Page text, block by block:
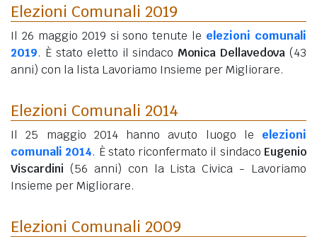
Elezioni Comunali 2019
Il 26 maggio 2019 si sono tenute le elezioni comunali
2019. È stato eletto il sindaco Monica Dellavedova (43
anni) con la lista Lavoriamo Insieme per Migliorare.
Elezioni Comunali 2014
Il 25 maggio 2014 hanno avuto luogo le elezioni
comunali 2014. È stato riconfermato il sindaco Eugenio
Viscardini (56 anni) con la Lista Civica - Lavoriamo
Insieme per Migliorare.
Elezioni Comunali 2009